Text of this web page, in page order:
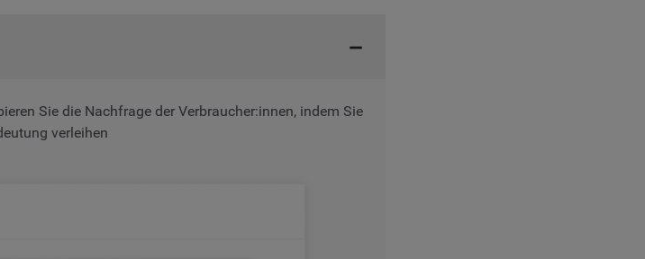
Sie die Nachfrage der Verbraucher:innen, indem Sie
verleihen